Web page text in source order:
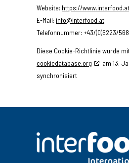
Website: https://www.interfood.at
E-Mail: info@interfood.at
Telefonnummer: +43/(0)5223/
Diese Cookie-Richtlinie wurde
cookiedatabase.org
am 13.
synchronisiert